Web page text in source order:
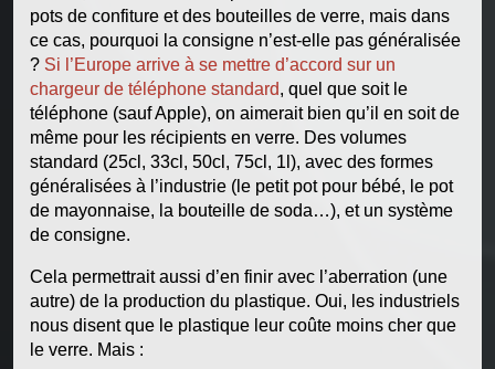
pots de confiture et des bouteilles de verre, mais dans
ce cas, pourquoi la consigne n’est-elle pas généralisée
? Si l’Europe arrive à se mettre d’accord sur un
chargeur de téléphone standard, quel que soit le
téléphone (sauf Apple), on aimerait bien qu’il en soit de
même pour les récipients en verre. Des volumes
standard (25cl, 33cl, 50cl, 75cl, 1l), avec des formes
généralisées à l’industrie (le petit pot pour bébé, le pot
de mayonnaise, la bouteille de soda…), et un système
de consigne.
Cela permettrait aussi d’en finir avec l’aberration (une
autre) de la production du plastique. Oui, les industriels
nous disent que le plastique leur coûte moins cher que
le verre. Mais :